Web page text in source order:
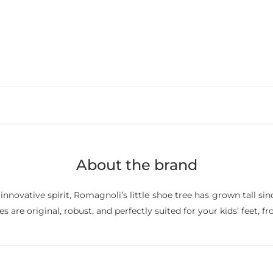
About the brand
spirit, Romagnoli’s little shoe tree has grown tall
are original, robust, and perfectly suited for your kids’ feet,